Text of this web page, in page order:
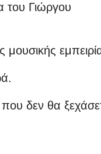
του Γιώργου
μουσικής
που δεν θα